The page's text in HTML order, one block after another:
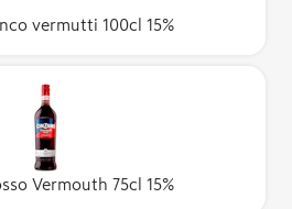
vermutti 100cl 15%
Vermouth 75cl 15%